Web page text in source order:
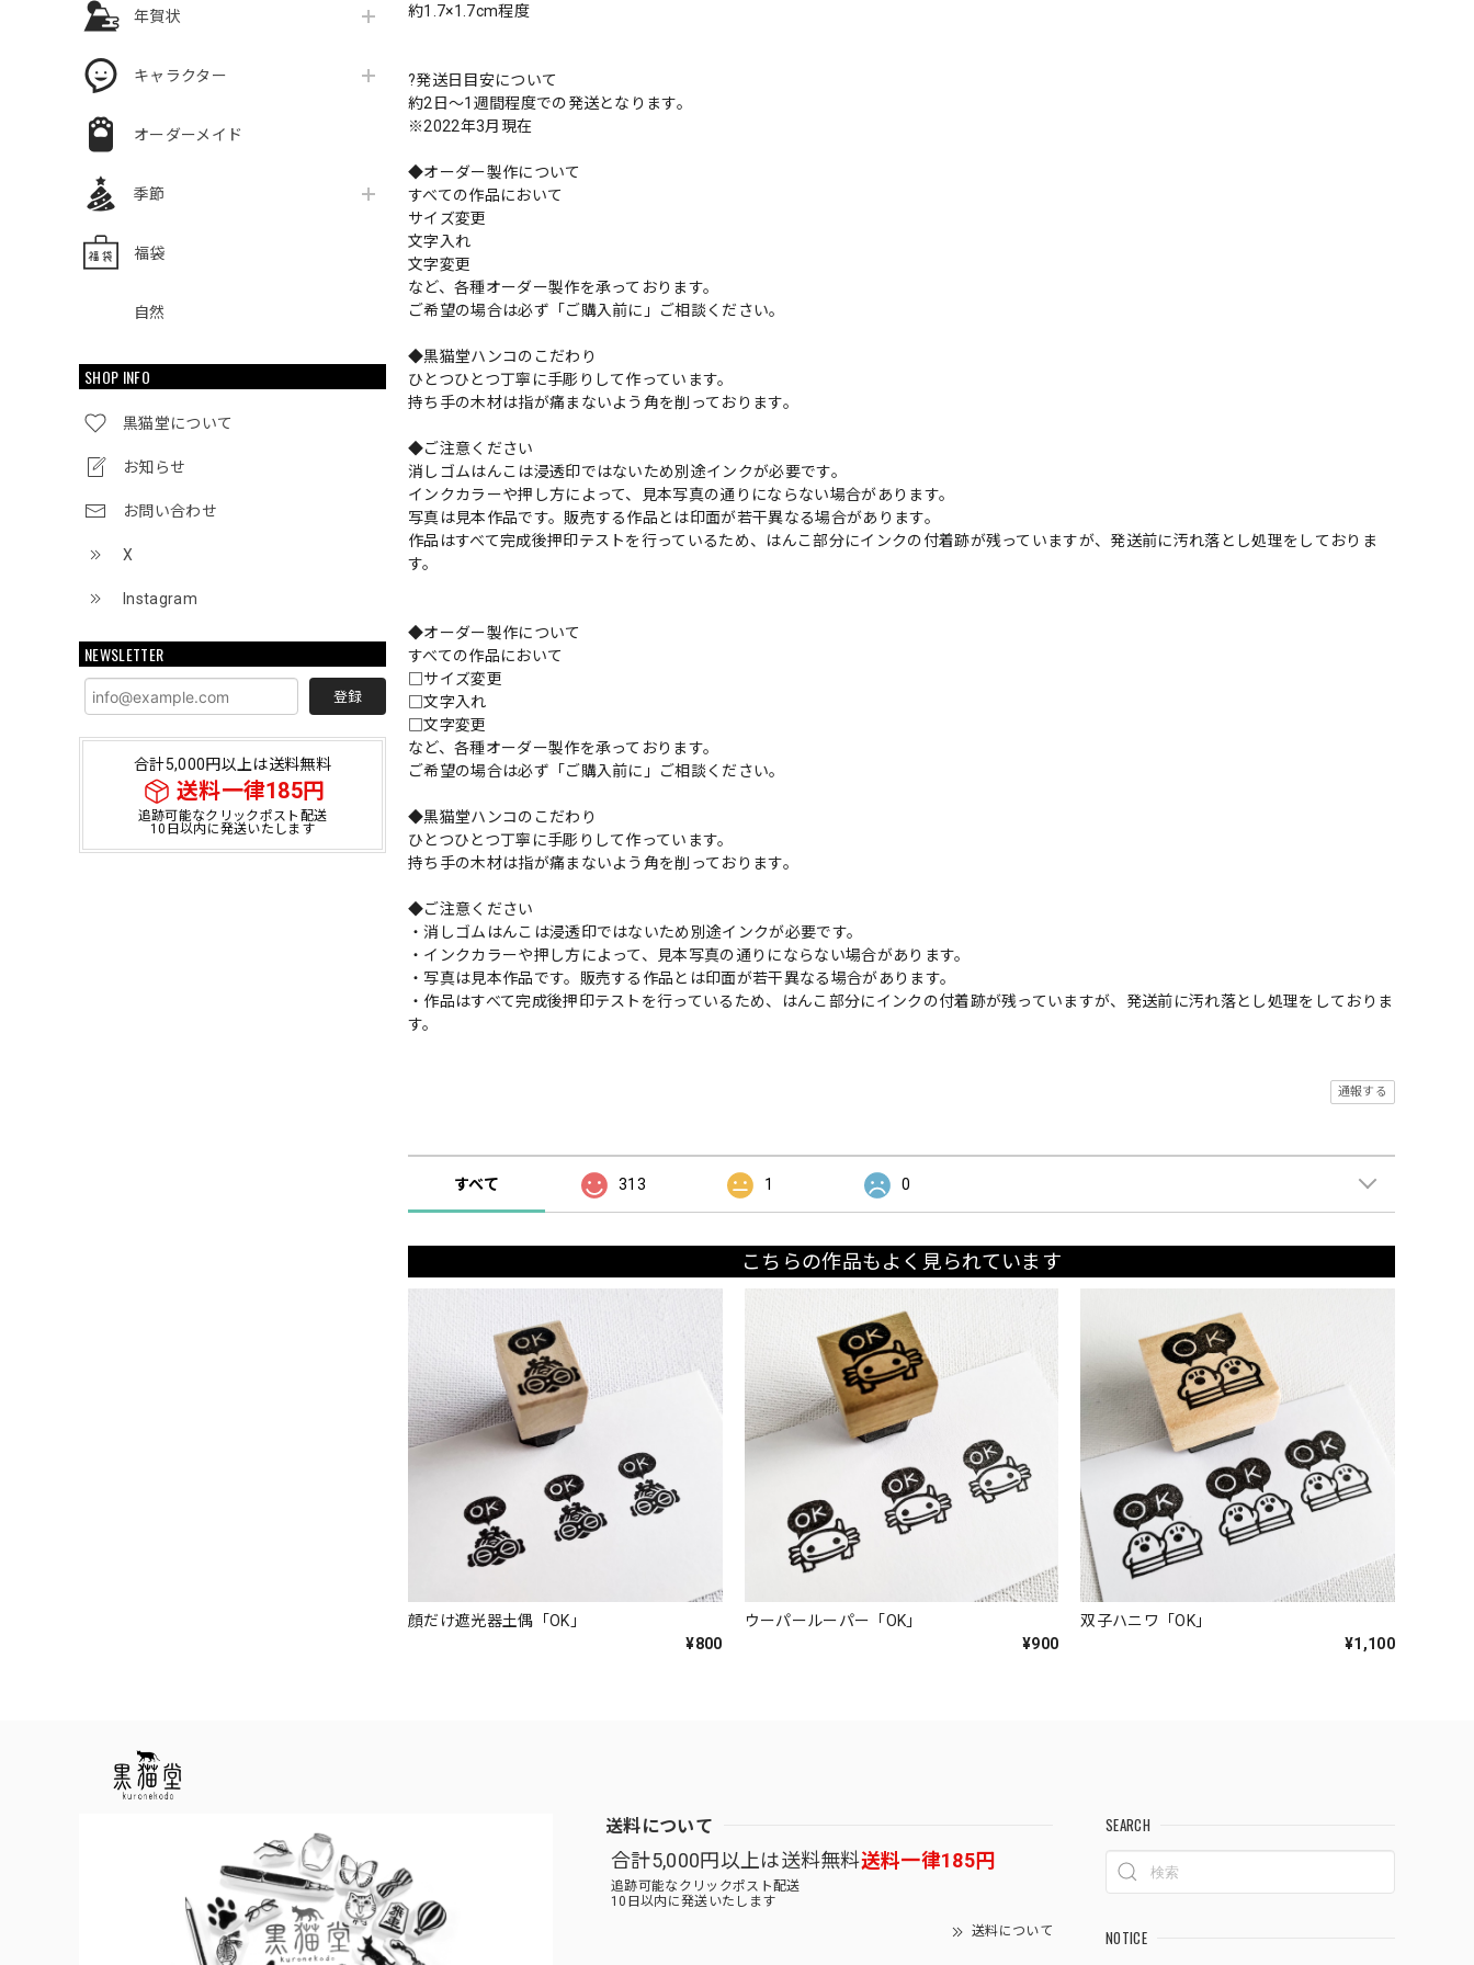
年賀状
キャラクター
オーダーメイド
季節
福袋
自然
SHOP INFO
黒猫堂について
お知らせ
お問い合わせ
X
Instagram
NEWSLETTER
登録
合計5,000円以上は送料無料
送料一律185円
追跡可能なクリックポスト配送
10日以内に発送いたします
約1.7×1.7cm程度
?発送日目安について
約2日〜1週間程度での発送となります。
※2022年3月現在
◆オーダー製作について
すべての作品において
サイズ変更
文字入れ
文字変更
など、各種オーダー製作を承っております。
ご希望の場合は必ず「ご購入前に」ご相談ください。
◆黒猫堂ハンコのこだわり
ひとつひとつ丁寧に手彫りして作っています。
持ち手の木材は指が痛まないよう角を削っております。
◆ご注意ください
消しゴムはんこは浸透印ではないため別途インクが必要です。
インクカラーや押し方によって、見本写真の通りにならない場合があります。
写真は見本作品です。販売する作品とは印面が若干異なる場合があります。
作品はすべて完成後押印テストを行っているため、はんこ部分にインクの付着跡が残っていますが、発送前に汚れ落とし処理をしておりま
す。
◆オーダー製作について
すべての作品において
□サイズ変更
□文字入れ
□文字変更
など、各種オーダー製作を承っております。
ご希望の場合は必ず「ご購入前に」ご相談ください。
◆黒猫堂ハンコのこだわり
ひとつひとつ丁寧に手彫りして作っています。
持ち手の木材は指が痛まないよう角を削っております。
◆ご注意ください
・消しゴムはんこは浸透印ではないため別途インクが必要です。
・インクカラーや押し方によって、見本写真の通りにならない場合があります。
・写真は見本作品です。販売する作品とは印面が若干異なる場合があります。
・作品はすべて完成後押印テストを行っているため、はんこ部分にインクの付着跡が残っていますが、発送前に汚れ落とし処理をしておりま
す。
通報する
すべて 313 1 0
こちらの作品もよく見られています
顔だけ遮光器土偶「OK」
¥800
ウーパールーパー「OK」
¥900
双子ハニワ「OK」
¥1,100
送料について
合計5,000円以上は送料無料送料一律185円
追跡可能なクリックポスト配送
10日以内に発送いたします
送料について
SEARCH
NOTICE